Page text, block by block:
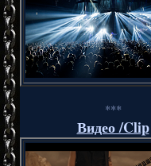
***
Видео /Clip